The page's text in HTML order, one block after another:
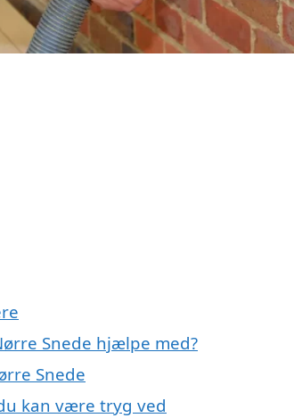
Snede hjælpe med?
Snede
kan være tryg ved